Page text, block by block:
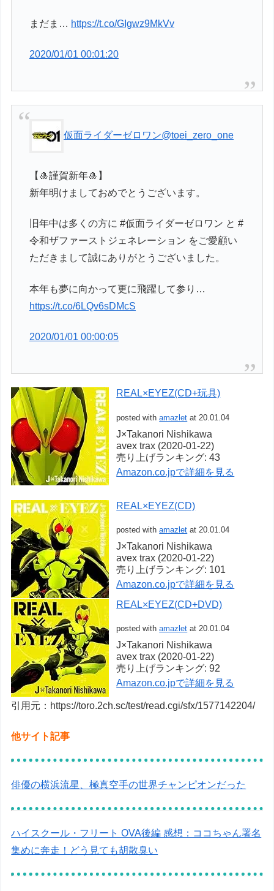
まだま… https://t.co/GIgwz9MkVv
2020/01/01 00:01:20
仮面ライダーゼロワン@toei_zero_one
【🎍謹賀新年🎍】
新年明けましておめでとうございます。
旧年中は多くの方に #仮面ライダーゼロワン と #
令和ザファーストジェネレーション をご愛顧い
ただきまして誠にありがとうございました。
本年も夢に向かって更に飛躍して参り…
https://t.co/6LQv6sDMcS
2020/01/01 00:00:05
REAL×EYEZ(CD+玩具)
posted withamazlet at 20.01.04
J×Takanori Nishikawa
avex trax (2020-01-22)
売り上げランキング: 43
Amazon.co.jpで詳細を見る
REAL×EYEZ(CD)
posted withamazlet at 20.01.04
J×Takanori Nishikawa
avex trax (2020-01-22)
売り上げランキング: 101
Amazon.co.jpで詳細を見る
REAL×EYEZ(CD+DVD)
posted withamazlet at 20.01.04
J×Takanori Nishikawa
avex trax (2020-01-22)
売り上げランキング: 92
Amazon.co.jpで詳細を見る
引用元：https://toro.2ch.sc/test/read.cgi/sfx/1577142204/
他サイト記事
俳優の横浜流星、極真空手の世界チャンピオンだった
ハイスクール・フリート OVA後編 感想：ココちゃん署名
集めに奔走！どう見ても胡散臭い